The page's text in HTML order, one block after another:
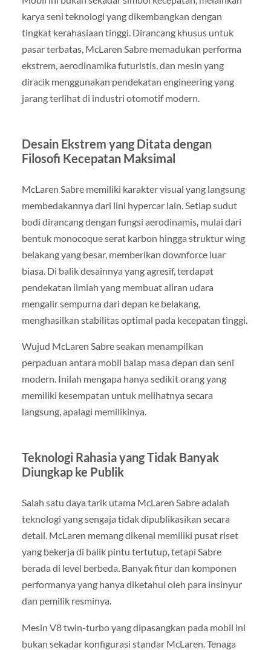
karya seni teknologi yang dikembangkan dengan
tingkat kerahasiaan tinggi. Dirancang khusus untuk
pasar terbatas, McLaren Sabre memadukan performa
ekstrem, aerodinamika futuristis, dan mesin yang
diracik menggunakan pendekatan engineering yang
jarang terlihat di industri otomotif modern.
Desain Ekstrem yang Ditata dengan
Filosofi Kecepatan Maksimal
McLaren Sabre memiliki karakter visual yang langsung
membedakannya dari lini hypercar lain. Setiap sudut
bodi dirancang dengan fungsi aerodinamis, mulai dari
bentuk monocoque serat karbon hingga struktur wing
belakang yang besar, memberikan downforce luar
biasa. Di balik desainnya yang agresif, terdapat
pendekatan ilmiah yang membuat aliran udara
mengalir sempurna dari depan ke belakang,
menghasilkan stabilitas optimal pada kecepatan tinggi.
Wujud McLaren Sabre seakan menampilkan
perpaduan antara mobil balap masa depan dan seni
modern. Inilah mengapa hanya sedikit orang yang
memiliki kesempatan untuk melihatnya secara
langsung, apalagi memilikinya.
Teknologi Rahasia yang Tidak Banyak
Diungkap ke Publik
Salah satu daya tarik utama McLaren Sabre adalah
teknologi yang sengaja tidak dipublikasikan secara
detail. McLaren memang dikenal memiliki pusat riset
yang bekerja di balik pintu tertutup, tetapi Sabre
berada di level berbeda. Banyak fitur dan komponen
performanya yang hanya diketahui oleh para insinyur
dan pemilik resminya.
Mesin V8 twin-turbo yang dipasangkan pada mobil ini
bukan sekadar konfigurasi standar McLaren. Tenaga